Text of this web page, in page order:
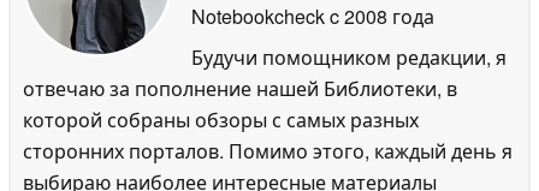
Notebookcheckc 2008 года
Будучи помощником редакции, я
отвечаю за пополнение нашей Библиотеки, в
которой собраны обзоры с самых разных
сторонних порталов. Помимо этого, каждый день я
выбираю наиболее интересные материалы